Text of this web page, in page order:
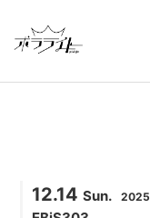
12.14 Sun. 2025